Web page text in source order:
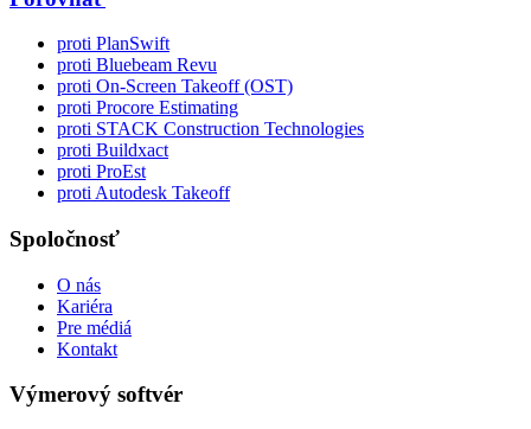
proti PlanSwift
proti Bluebeam Revu
proti On-Screen Takeoff (OST)
proti Procore Estimating
proti STACK Construction Technologies
proti Buildxact
proti ProEst
proti Autodesk Takeoff
Spoločnosť
O nás
Kariéra
Pre médiá
Kontakt
Výmerový softvér